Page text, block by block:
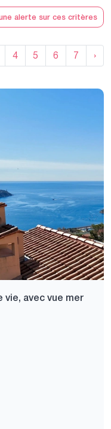
alerte sur ces critères
4 5 6 7 ›
vie, avec vue mer